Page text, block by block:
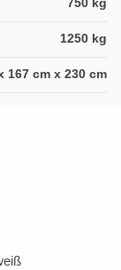
750 kg
1250 kg
167 cm x 230 cm